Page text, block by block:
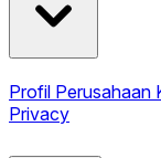
Profil Perusahaan
Privacy